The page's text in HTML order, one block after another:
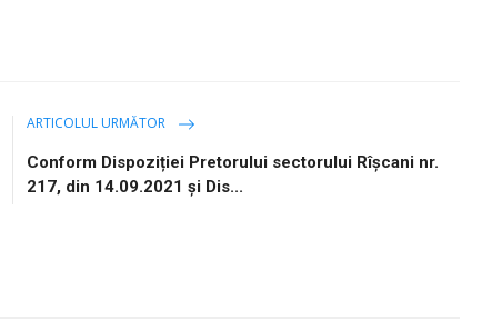
ARTICOLUL URMĂTOR
Conform Dispoziției Pretorului sectorului Rîșcani nr.
217, din 14.09.2021 și Dis...